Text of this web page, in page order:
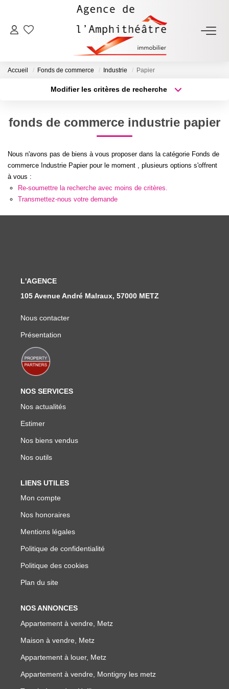
ACHETER
Qui Sommes-Nous
Notre Équipe
Accueil Fonds de commerce Industrie Papier
Modifier les critères de recherche
Type de bien
Budget max Plus de critères
fonds de commerce industrie papier
Nous n'avons pas de biens à vous proposer dans la catégorie Fonds de
commerce Industrie Papier pour le moment , plusieurs options s'offrent
à vous :
Re-soumettre la recherche avec moins de critères.
Transmettez-nous votre demande
L'AGENCE
105 Avenue André Malraux, 57000 METZ
Nous contacter
Présentation
NOS SERVICES
Nos actualités
Estimer
Nos biens vendus
Nos outils
LIENS UTILES
Mon compte
Nos honoraires
Mentions légales
Politique de confidentialité
Politique des cookies
Plan du site
NOS ANNONCES
Appartement à vendre, Metz
Maison à vendre, Metz
Appartement à louer, Metz
Appartement à vendre, Montigny les metz